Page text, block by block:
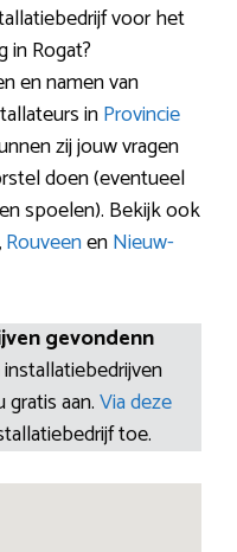
voor het
in Rogat?
en namen van
inProvincie
zij jouw vragen
doen (eventueel
spoelen). Bekijk ook
,RouveenenNieuw-
gevondenn
aan.Via deze
toe.